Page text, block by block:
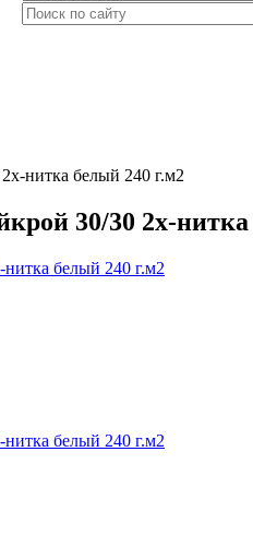
нитка белый 240 г.м2
30/30 2х-